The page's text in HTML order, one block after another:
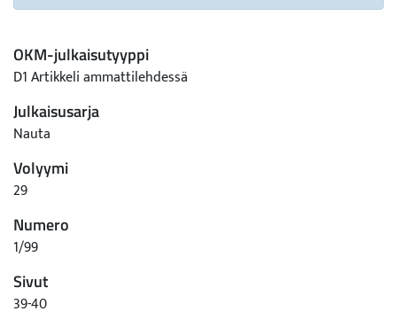
OKM-julkaisutyyppi
D1 Artikkeli ammattilehdessä
Julkaisusarja
Nauta
Volyymi
29
Numero
1/99
Sivut
39-40